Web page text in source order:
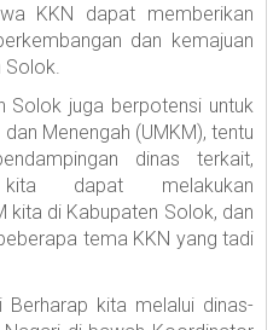
KKN dapat memberikan
dan kemajuan
Solok juga berpotensi untuk
Menengah (UMKM), tentu
dinas terkait,
dapat melakukan
kita di Kabupaten Solok, dan
tema KKN yang tadi
kita melalui dinas-